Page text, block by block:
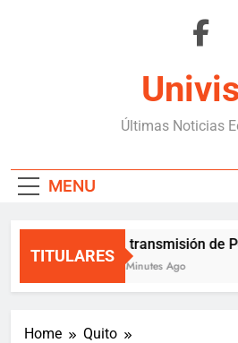
Últimas Noticias
MENU
TITULARES
La transmisión de
10 Minutes Ago
Home
Quito